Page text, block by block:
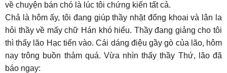
về chuyện bán chó là lúc tôi chứng kiến tất cả.
Chả là hôm ấy, tôi đang giúp thầy nhặt đống khoai và lân la
hỏi thầy về mấy chữ Hán khó hiểu. Thầy đang giảng cho tôi
thì thấy lão Hạc tiến vào. Cái dáng điệu gầy gò của lão, hôm
nay trông buồn thảm quá. Vừa nhìn thấy thầy Thứ, lão đã
báo ngay: